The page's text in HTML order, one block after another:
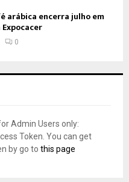
arábica encerra julho em
0
Admin Users only:
Token. You can get
by go to this page